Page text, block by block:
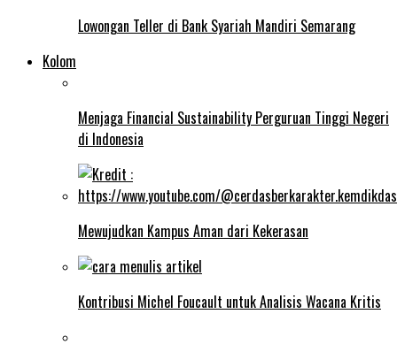
Lowongan Teller di Bank Syariah Mandiri Semarang
Kolom
Menjaga Financial Sustainability Perguruan Tinggi Negeri
di Indonesia
Mewujudkan Kampus Aman dari Kekerasan
Kontribusi Michel Foucault untuk Analisis Wacana Kritis